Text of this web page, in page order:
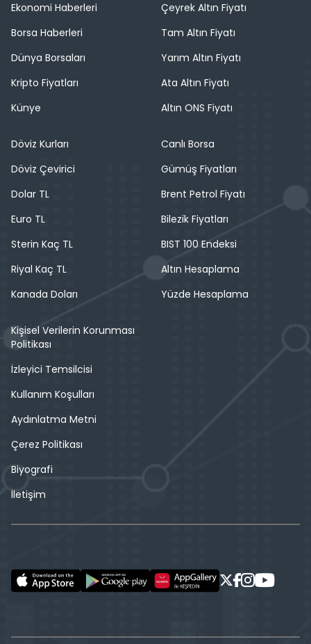
Ekonomi Haberleri
Borsa Haberleri
Dünya Borsaları
Kripto Fiyatları
Künye
Çeyrek Altın Fiyatı
Tam Altın Fiyatı
Yarım Altın Fiyatı
Ata Altın Fiyatı
Altın ONS Fiyatı
Döviz Kurları
Döviz Çevirici
Dolar TL
Euro TL
Sterin Kaç TL
Riyal Kaç TL
Kanada Doları
Canlı Borsa
Gümüş Fiyatları
Brent Petrol Fiyatı
Bilezik Fiyatları
BIST 100 Endeksi
Altın Hesaplama
Yüzde Hesaplama
Kişisel Verilerin Korunması
Politikası
İzleyici Temsilcisi
Kullanım Koşulları
Aydınlatma Metni
Çerez Politikası
Biyografi
İletişim